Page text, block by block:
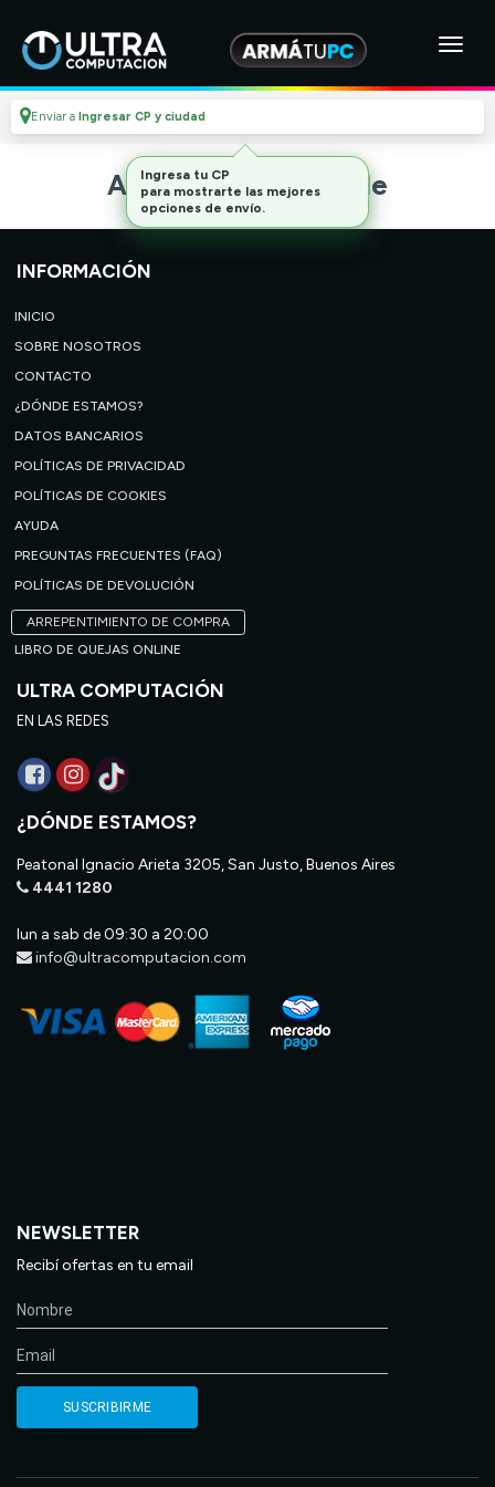
Enviar a Ingresar CP y ciudad
Artículo no disponible
INFORMACIÓN
INICIO
SOBRE NOSOTROS
CONTACTO
¿DÓNDE ESTAMOS?
DATOS BANCARIOS
POLÍTICAS DE PRIVACIDAD
POLÍTICAS DE COOKIES
AYUDA
PREGUNTAS FRECUENTES (FAQ)
POLÍTICAS DE DEVOLUCIÓN
ARREPENTIMIENTO DE COMPRA
LIBRO DE QUEJAS ONLINE
ULTRA COMPUTACIÓN
EN LAS REDES
¿DÓNDE ESTAMOS?
Peatonal Ignacio Arieta 3205, San Justo, Buenos Aires
4441 1280
lun a sab de 09:30 a 20:00
info@ultracomputacion.com
NEWSLETTER
Recibí ofertas en tu email
Ingresa tu CP
para mostrarte las mejores
opciones de envío.